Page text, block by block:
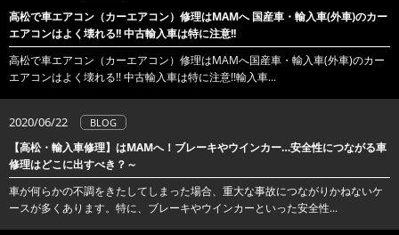
高松で車エアコン（カーエアコン）修理はMAMへ 国産車・輸入車(外車)のカー
エアコンはよく壊れる!! 中古輸入車は特に注意!!
高松で車エアコン（カーエアコン）修理はMAMへ国産車・輸入車(外車)のカー
エアコンはよく壊れる!! 中古輸入車は特に注意!!輸入車...
2020/06/22 BLOG
【高松・輸入車修理】はMAMへ！ブレーキやウインカー…安全性につながる車
修理はどこに出すべき？～
車が何らかの不調をきたしてしまった場合、重大な事故につながりかねないケ
ースが多くあります。特に、ブレーキやウインカーといった安全性...